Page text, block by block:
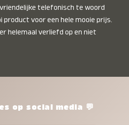
telefonisch te woord
product voor een hele mooie prijs.
helemaal verliefd op en niet
op social media 💬